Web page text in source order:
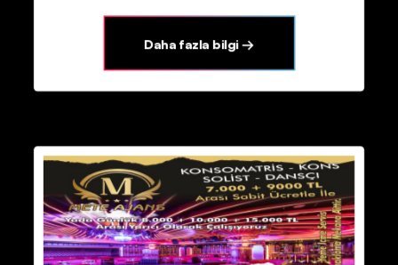
Daha fazla bilgi →